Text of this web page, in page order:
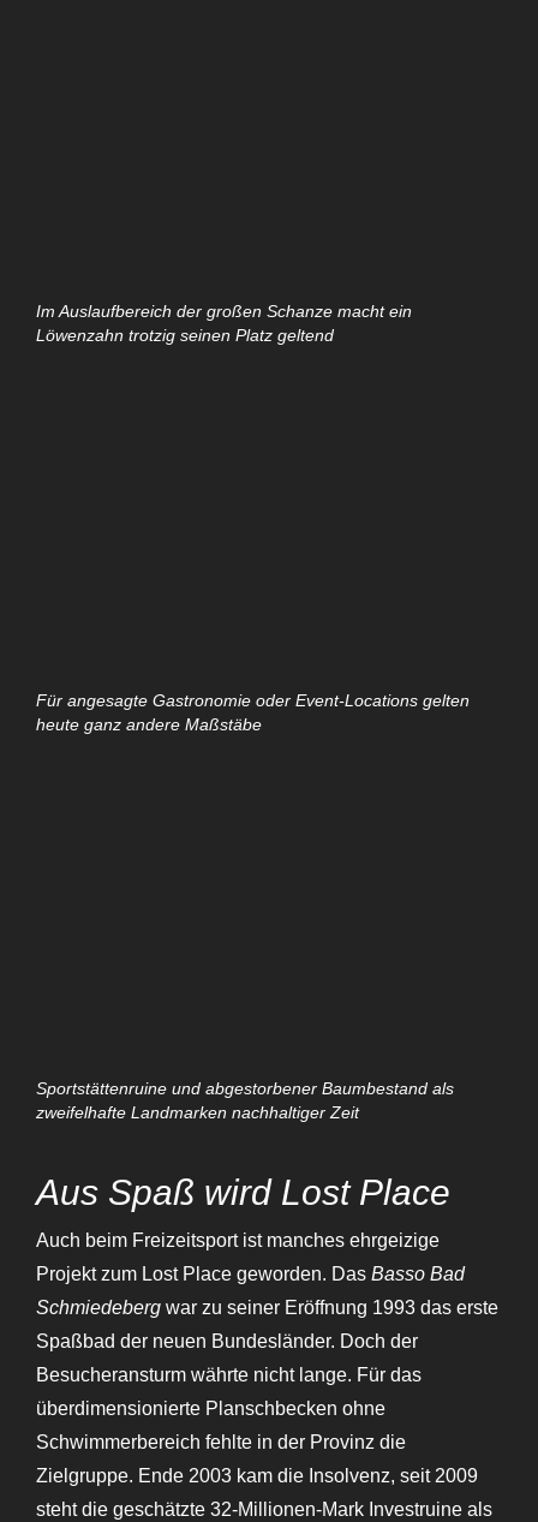
Im Auslaufbereich der großen Schanze macht ein
Löwenzahn trotzig seinen Platz geltend
Für angesagte Gastronomie oder Event-Locations gelten
heute ganz andere Maßstäbe
Sportstättenruine und abgestorbener Baumbestand als
zweifelhafte Landmarken nachhaltiger Zeit
Aus Spaß wird Lost Place
Auch beim Freizeitsport ist manches ehrgeizige
Projekt zum Lost Place geworden. Das Basso Bad
Schmiedeberg war zu seiner Eröffnung 1993 das erste
Spaßbad der neuen Bundesländer. Doch der
Besucheransturm währte nicht lange. Für das
überdimensionierte Planschbecken ohne
Schwimmerbereich fehlte in der Provinz die
Zielgruppe. Ende 2003 kam die Insolvenz, seit 2009
steht die geschätzte 32-Millionen-Mark Investruine als